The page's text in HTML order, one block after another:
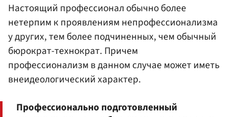
Настоящий профессионал обычно более
нетерпим к проявлениям непрофессионализма
у других, тем более подчиненных, чем обычный
бюрократ-технократ. Причем
профессионализм в данном случае может иметь
внеидеологический характер.
Профессионально подготовленный